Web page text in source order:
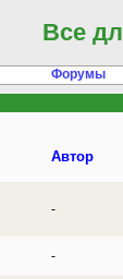
Все
Форумы
Автор
-
-